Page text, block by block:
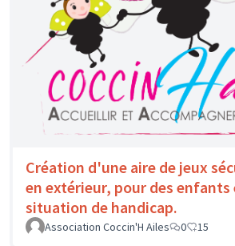
Création d'une aire de jeux
en extérieur, pour des enfants
situation de handicap.
Association Coccin'H Ailes 0 15